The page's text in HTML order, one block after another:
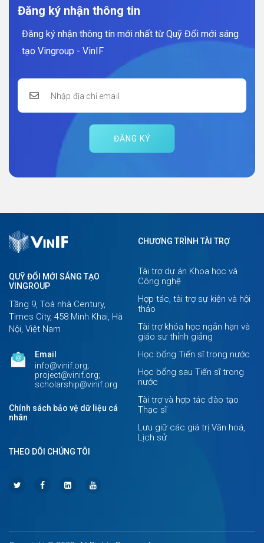
Đăng ký nhận thông tin
Đăng ký nhận thông tin mới nhất từ Quỹ Đổi mới sáng
tạo Vingroup - VinIF
ĐĂNG KÝ
QUỸ ĐỔI MỚI SÁNG TẠO
VINGROUP
Tầng 9, Toà nhà Century,
Times City, 458 Minh Khai, Hà
Nội, Việt Nam
Email
info@vinif.org;
project@vinif.org;
scholarship@vinif.org
Chính sách bảo vệ dữ liệu cá
nhân
CHƯƠNG TRÌNH TÀI TRỢ
Tài trợ dự án Khoa học và
Công nghệ
Hợp tác, tài trợ sự kiện và hội
thảo
Tài trợ khóa học ngắn hạn và
giáo sư thỉnh giảng
Học bổng Tiến sĩ trong nước
Học bổng sau Tiến sĩ trong
nước
Tài trợ và hợp tác đào tạo
Thạc sĩ
Lưu giữ các giá trị Văn hoá,
Lịch sử
THEO DÕI CHÚNG TÔI